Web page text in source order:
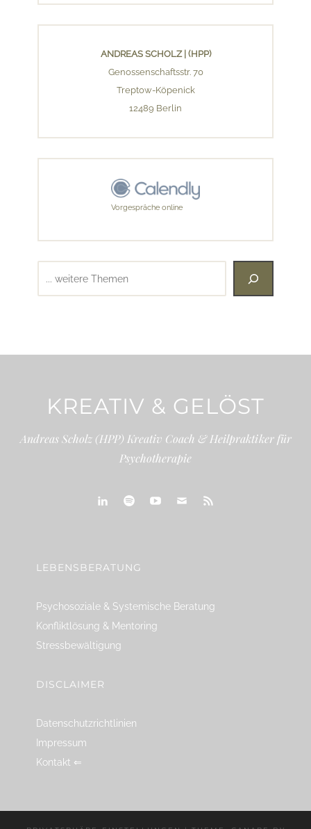
ANDREAS SCHOLZ | (HPP)
Genossenschaftsstr. 70
Treptow-Köpenick
12489 Berlin
Vorgespräche online
KREATIV & GELÖST
Andreas Scholz (HPP) Kreativ Coach & Heilpraktiker für
Psychotherapie
LEBENSBERATUNG
Psychosoziale & Systemische Beratung
Konfliktlösung & Mentoring
Stressbewältigung
DISCLAIMER
Datenschutzrichtlinien
Impressum
Kontakt ⇐